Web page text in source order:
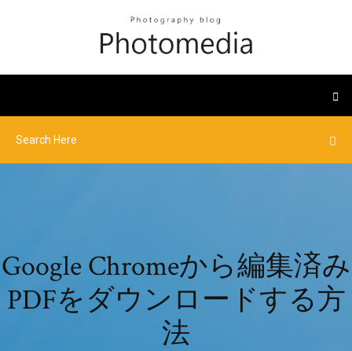
Google Chromeから編集済み
PDFをダウンロードする方
法